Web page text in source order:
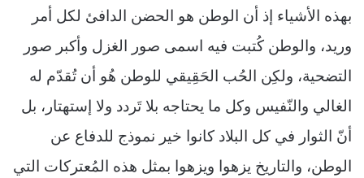
بهذه الأشياء إذ أن الوطن هو الحضن الدافئ لكل أمر
وريد، والوطن كُتبت فيه اسمى صور الغزل وأكبر صور
التضحية، ولكِن الحُب الحَقِيقي للوطن هُو أن تُقدّم له
الغالي والنّفيس وكل ما يحتاجه بلا تَردد ولا إستهتار، بل
أنّ الثوار في كل البلاد كانوا خير نموذج للدفاع عن
الوطن، والتاريخ يزهوا ويزهوا بمثل هذه المُعتركات التي